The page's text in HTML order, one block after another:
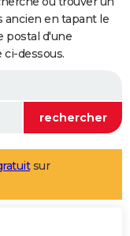
ancien en tapant le
postal d'une
dessous.
sur